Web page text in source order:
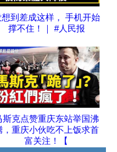
想到差成这样， 手机开始
撑不住！｜ #人民报
斯克点赞重庆东站举国沸
，重庆小伙吃不上饭求首
富关注！【